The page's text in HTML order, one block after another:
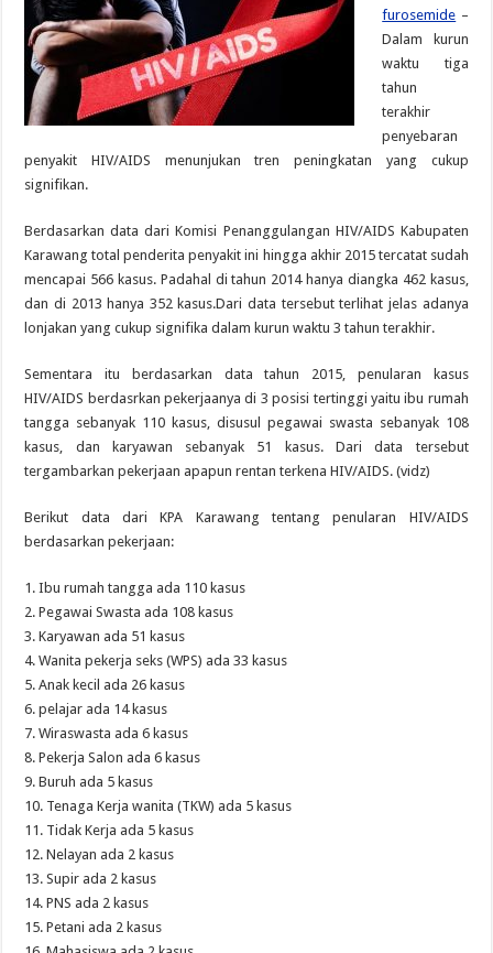
furosemide –
Dalam kurun
waktu tiga
tahun
terakhir
penyebaran
penyakit HIV/AIDS menunjukan tren peningkatan yang cukup
signifikan.
Berdasarkan data dari Komisi Penanggulangan HIV/AIDS Kabupaten
Karawang total penderita penyakit ini hingga akhir 2015 tercatat sudah
mencapai 566 kasus. Padahal di tahun 2014 hanya diangka 462 kasus,
dan di 2013 hanya 352 kasus.Dari data tersebut terlihat jelas adanya
lonjakan yang cukup signifika dalam kurun waktu 3 tahun terakhir.
Sementara itu berdasarkan data tahun 2015, penularan kasus
HIV/AIDS berdasrkan pekerjaanya di 3 posisi tertinggi yaitu ibu rumah
tangga sebanyak 110 kasus, disusul pegawai swasta sebanyak 108
kasus, dan karyawan sebanyak 51 kasus. Dari data tersebut
tergambarkan pekerjaan apapun rentan terkena HIV/AIDS. (vidz)
Berikut data dari KPA Karawang tentang penularan HIV/AIDS
berdasarkan pekerjaan:
1. Ibu rumah tangga ada 110 kasus
2. Pegawai Swasta ada 108 kasus
3. Karyawan ada 51 kasus
4. Wanita pekerja seks (WPS) ada 33 kasus
5. Anak kecil ada 26 kasus
6. pelajar ada 14 kasus
7. Wiraswasta ada 6 kasus
8. Pekerja Salon ada 6 kasus
9. Buruh ada 5 kasus
10. Tenaga Kerja wanita (TKW) ada 5 kasus
11. Tidak Kerja ada 5 kasus
12. Nelayan ada 2 kasus
13. Supir ada 2 kasus
14. PNS ada 2 kasus
15. Petani ada 2 kasus